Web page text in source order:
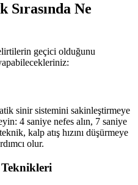
Ne
geçici olduğunu
sinir sistemini sakinleştirmeye
4 saniye nefes alın, 7 saniye
kalp atış hızını düşürmeye
olur.